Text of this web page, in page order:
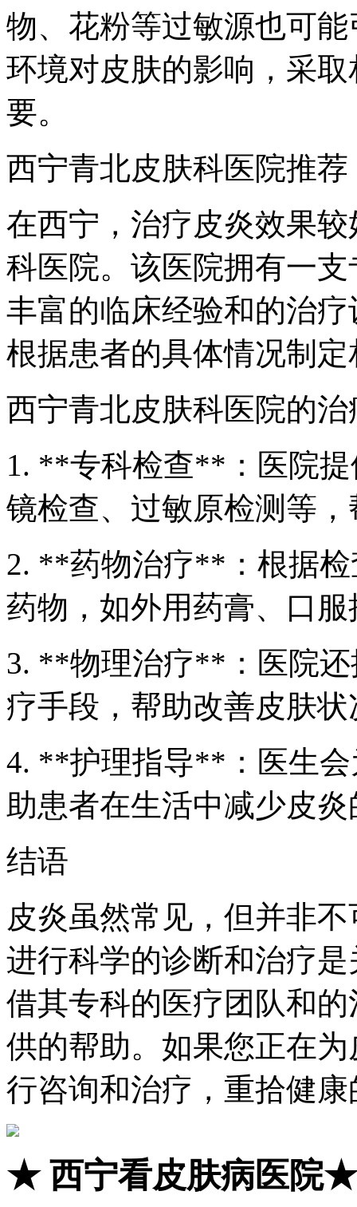
物、花粉等过敏源也可
环境对皮肤的影响，采
要。
西宁青北皮肤科医院推荐
在西宁，治疗皮炎效果
科医院。该医院拥有一
丰富的临床经验和的治
根据患者的具体情况制
西宁青北皮肤科医院的
1. **专科检查**：医院
镜检查、过敏原检测等
2. **药物治疗**：根据
药物，如外用药膏、口
3. **物理治疗**：医院
疗手段，帮助改善皮肤状
4. **护理指导**：医生
助患者在生活中减少皮
结语
皮炎虽然常见，但并非
进行科学的诊断和治疗
借其专科的医疗团队和
供的帮助。如果您正在
行咨询和治疗，重拾健
★西宁看皮肤病医院★